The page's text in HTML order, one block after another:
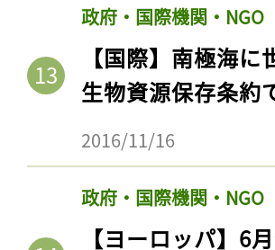
政府・国際機関・NGO
【国際】南極海
生物資源保存条約
2016/11/16
政府・国際機関・NGO
【ヨーロッパ】6
記事をお
ログ